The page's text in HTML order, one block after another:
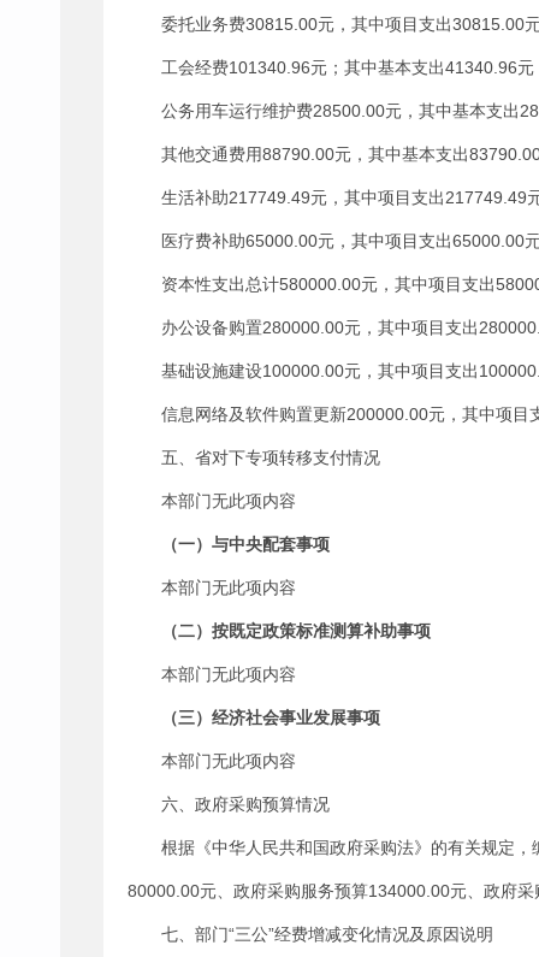
委托业务费30815.00元，其中项目支出30815.00
工会经费101340.96元；其中基本支出41340.96
公务用车运行维护费28500.00元，其中基本支出
其他交通费用88790.00元，其中基本支出
生活补助217749.49元，其中项目支出217749.49
医疗费补助65000.00元，其中项目支出65000.00
资本性支出总计580000.00元，其中项目支出
办公设备购置280000.00元，其中项目支出
基础设施建设100000.00元，其中项目支出
信息网络及软件购置更新200000.00元，其中项目
五、省对下专项转移支付情况
本部门无此项内容
（一）与中央配套事项
本部门无此项内容
（二）按既定政策标准测算补助事项
本部门无此项内容
（三）经济社会事业发展事项
本部门无此项内容
六、政府采购预算情况
根据《中华人民共和国政府采购法》的有关规定
80000.00元、政府采购服务预算134000.00元、政府
七、部门“三公”经费增减变化情况及原因说明